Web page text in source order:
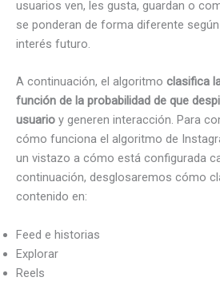
usuarios ven, les gusta, guardan o
se ponderan de forma diferente
interés futuro.
A continuación, el algoritmo clasifica
función de la probabilidad de que
usuario y generen interacción. Para
cómo funciona el algoritmo de
un vistazo a cómo está configurada
continuación, desglosaremos cómo
contenido en:
Feed e historias
Explorar
Reels